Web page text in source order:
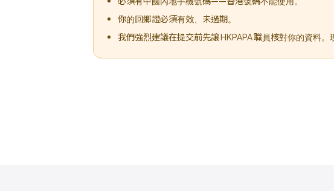
你的回鄉證必須有效、未過期。
我們強烈建議在提交前先讓 HKPAPA 職員核對你的資料。